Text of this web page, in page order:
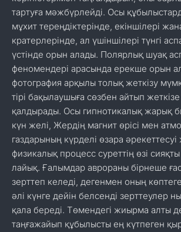
тартуға мәжбүрлейді. Осы
мұхит тереңдіктерінде, екіншілері
кратерлерінде, ал үшіншілері түнгі
үстінде орын алады. Полярлық шуақ
феномендері арасында ерекше орын
фотография арқылы толық жеткізу
тірі бақылаушыға сөзбен айтып
қалдырады. Осы гипнотикалық жарық
күн желі, Жердің магнит өрісі мен
газдарының күрделі өзара
физикалық процесс суреттің өзі
лайық. Ғалымдар аврораны бірнеше
зерттеп келеді, дегенмен оның
әлі күнге дейін белсенді зерттеулер
қала береді. Төмендегі жиырма алты
таңғажайып құбылысты ең күтпеген